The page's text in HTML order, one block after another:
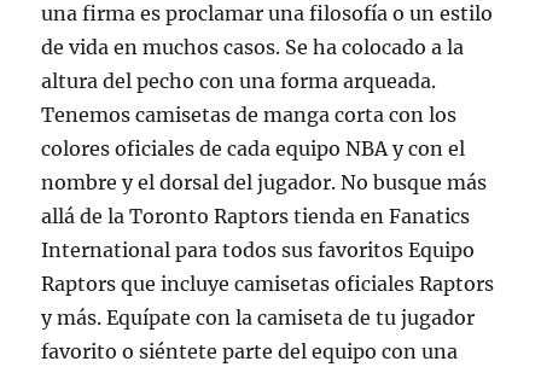
una firma es proclamar una filosofía o un estilo
de vida en muchos casos. Se ha colocado a la
altura del pecho con una forma arqueada.
Tenemos camisetas de manga corta con los
colores oficiales de cada equipo NBA y con el
nombre y el dorsal del jugador. No busque más
allá de la Toronto Raptors tienda en Fanatics
International para todos sus favoritos Equipo
Raptors que incluye camisetas oficiales Raptors
y más. Equípate con la camiseta de tu jugador
favorito o siéntete parte del equipo con una